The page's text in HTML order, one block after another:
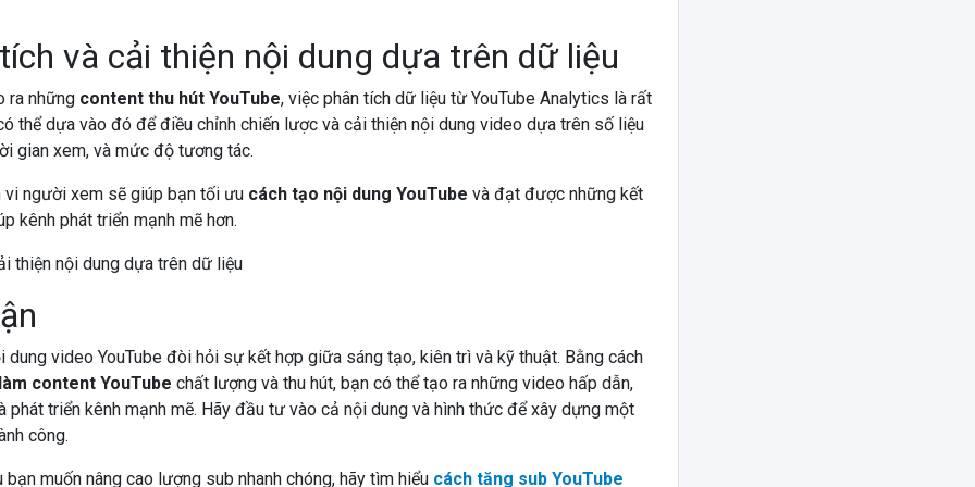
và cải thiện nội dung dựa trên dữ liệu
ra những content thu hút YouTube, việc phân tích dữ liệu từ YouTube Analytics là rất
thể dựa vào đó để điều chỉnh chiến lược và cải thiện nội dung video dựa trên số liệu
gian xem, và mức độ tương tác.
vi người xem sẽ giúp bạn tối ưu cách tạo nội dung YouTube và đạt được những kết
kênh phát triển mạnh mẽ hơn.
dung video YouTube đòi hỏi sự kết hợp giữa sáng tạo, kiên trì và kỹ thuật. Bằng cách
content YouTube chất lượng và thu hút, bạn có thể tạo ra những video hấp dẫn,
phát triển kênh mạnh mẽ. Hãy đầu tư vào cả nội dung và hình thức để xây dựng một
công.
bạn muốn nâng cao lượng sub nhanh chóng, hãy tìm hiểu cách tăng sub YouTube